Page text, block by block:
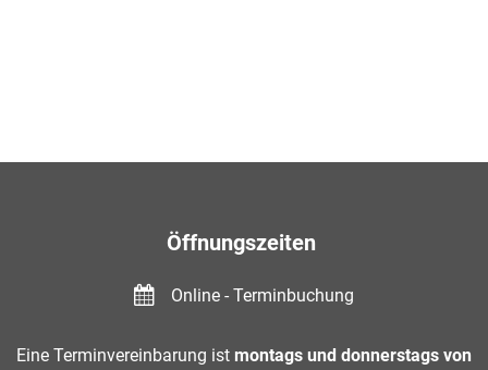
Öffnungszeiten
Online - Terminbuchung
Eine Terminvereinbarung ist montags und donnerstags von